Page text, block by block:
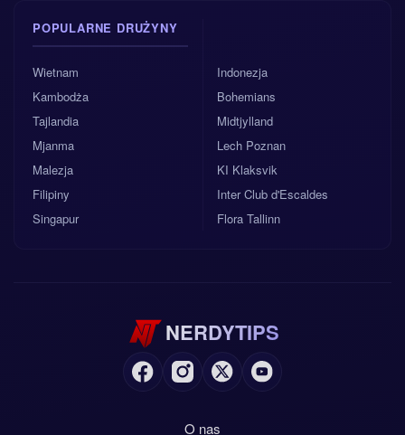
POPULARNE DRUŻYNY
Wietnam
Kambodża
Tajlandia
Mjanma
Malezja
Filipiny
Singapur
Indonezja
Bohemians
Midtjylland
Lech Poznan
KI Klaksvik
Inter Club d'Escaldes
Flora Tallinn
NERDYTIPS
O nas